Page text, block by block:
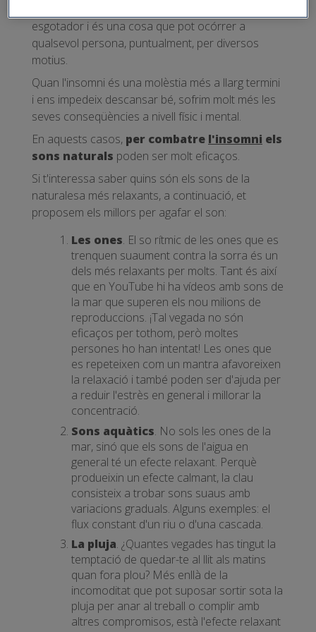
esgotador i és una cosa que pot ocórrer a
qualsevol persona, puntualment, per diversos
motius.
Quan l'insomni és una molèstia més a llarg termini
i ens impedeix descansar bé, sofrim molt més les
seves conseqüències a nivell físic i mental.
En aquests casos, per combatre l'insomni els
sons naturals poden ser molt eficaços.
Si t'interessa saber quins són els sons de la
naturalesa més relaxants, a continuació, et
proposem els millors per agafar el son:
Les ones. El so rítmic de les ones que es
trenquen suaument contra la sorra és un
dels més relaxants per molts. Tant és així
que en YouTube hi ha vídeos amb sons de
la mar que superen els nou milions de
reproduccions. ¡Tal vegada no són
eficaços per tothom, però moltes
persones ho han intentat! Les ones que
es repeteixen com un mantra afavoreixen
la relaxació i també poden ser d'ajuda per
a reduir l'estrès en general i millorar la
concentració.
Sons aquàtics. No sols les ones de la
mar, sinó que els sons de l'aigua en
general té un efecte relaxant. Perquè
produeixin un efecte calmant, la clau
consisteix a trobar sons suaus amb
variacions graduals. Alguns exemples: el
flux constant d'un riu o d'una cascada.
La pluja. ¿Quantes vegades has tingut la
temptació de quedar-te al llit als matins
quan fora plou? Més enllà de la
incomoditat que pot suposar sortir sota la
pluja per anar al treball o complir amb
altres compromisos, està l'efecte relaxant